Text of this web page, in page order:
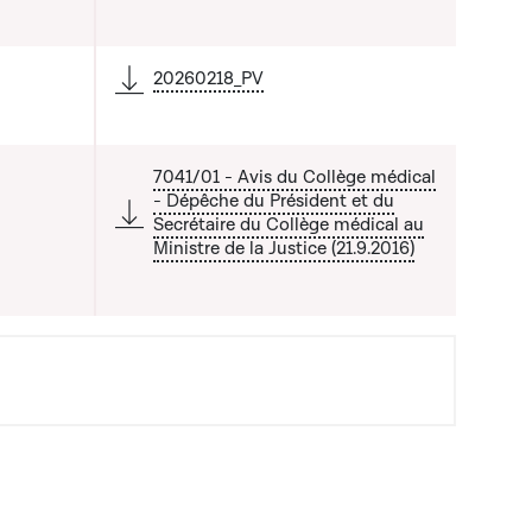
20260218_PV
liste qui précède
7041/01 - Avis du Collège médical
- Dépêche du Président et du
Secrétaire du Collège médical au
Ministre de la Justice (21.9.2016)